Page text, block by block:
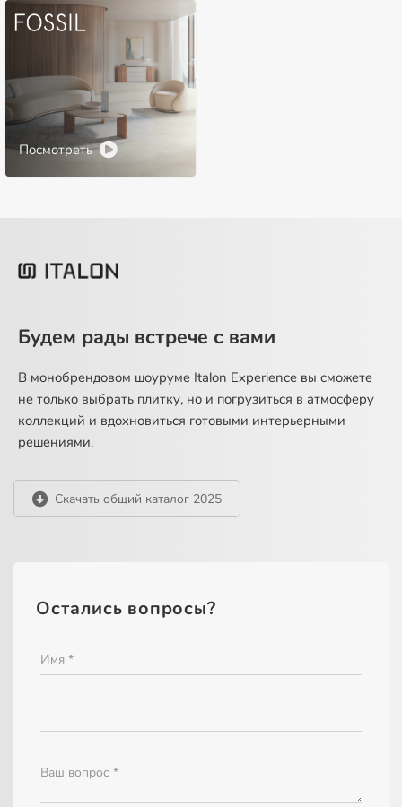
Посмотреть
Будем рады встрече с вами
В монобрендовом шоуруме Italon Experience вы сможете
не только выбрать плитку, но и погрузиться в атмосферу
коллекций и вдохновиться готовыми интерьерными
решениями.
Скачать общий каталог 2025
Остались вопросы?
Имя *
Ваш вопрос *